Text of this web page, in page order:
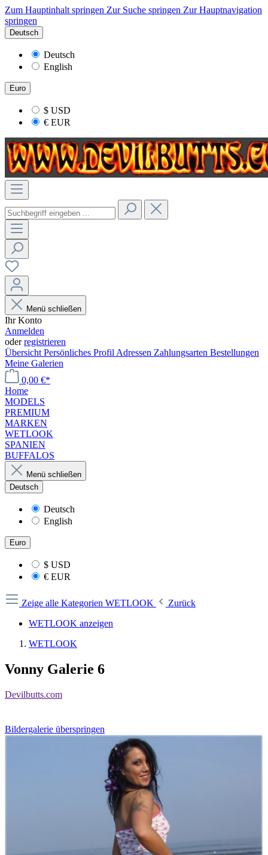
Zum Hauptinhalt springen Zur Suche springen Zur Hauptnavigation
springen
Deutsch
Deutsch
English
Euro
$ USD
€ EUR
Menü schließen
Ihr Konto
Anmelden
oderregistrieren
Übersicht Persönliches Profil Adressen Zahlungsarten Bestellungen
Meine Galerien
0,00 €*
Home
MODELS
PREMIUM
MARKEN
WETLOOK
SPANIEN
BUFFALOS
Menü schließen
Deutsch
Deutsch
English
Euro
$ USD
€ EUR
Zeige alle Kategorien WETLOOK
Zurück
WETLOOK anzeigen
WETLOOK
Vonny Galerie 6
Devilbutts.com
Bildergalerie überspringen